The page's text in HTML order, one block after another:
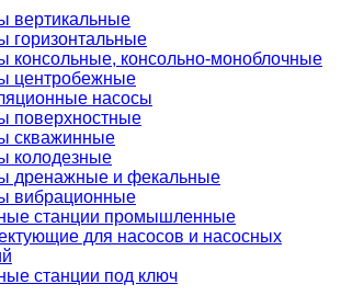
вертикальные
горизонтальные
консольные, консольно-моноблочные
центробежные
насосы
поверхностные
скважинные
колодезные
дренажные и фекальные
вибрационные
станции промышленные
для насосов и насосных
станции под ключ